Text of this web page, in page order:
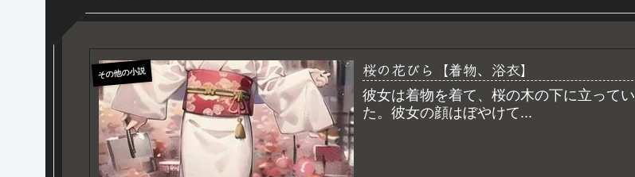
その他の小説 桜の花びら【着物、浴衣】
彼女は着物を着て、桜の木の下に立ってい
た。彼女の顔はぼやけて...